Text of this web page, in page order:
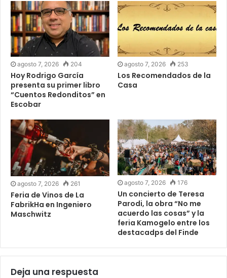
agosto 7, 2026 204
Hoy Rodrigo García
presenta su primer libro
“Cuentos Redonditos” en
Escobar
agosto 7, 2026 253
Los Recomendados de la
Casa
agosto 7, 2026 261
Feria de Vinos de La
FabrikHa en Ingeniero
Maschwitz
agosto 7, 2026 176
Un concierto de Teresa
Parodi, la obra “No me
acuerdo las cosas” y la
feria Kamogelo entre los
destacadps del Finde
Deja una respuesta